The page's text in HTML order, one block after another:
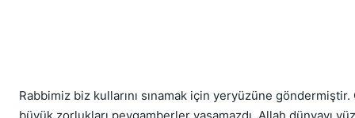
Rabbimiz biz kullarını sınamak için yeryüzüne